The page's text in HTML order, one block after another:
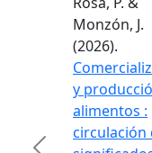
Monzón, J.
(2026).
y
alimentos :
circulación
Previous